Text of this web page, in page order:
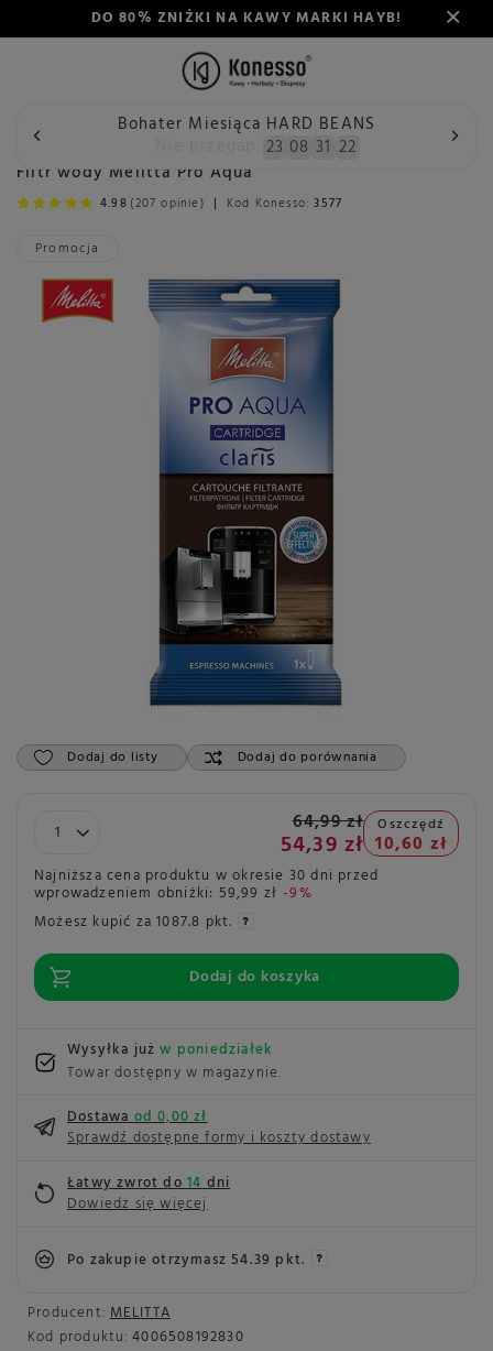
DO 80% ZNIŻKI NA KAWY MARKI HAYB!
Bohater Miesiąca HARD BEANS
23 08 31 22
Wstecz Konesso Konserwacja Przeznaczenie Filtry
Promocja
Filtr wody Melitta Pro Aqua
4.98 (207 opinie) Kod Konesso:3577
Dodaj do listy Dodaj do porównania
Producent: MELITTA
Kod produktu: 4006508192830
64,99 zł
54,39 zł
Oszczędź
10,60 zł
Najniższa cena produktu w okresie 30 dni przed
wprowadzeniem obniżki: 59,99 zł -9%
Możesz kupić za1087.8 pkt.
Dodaj do koszyka
Wysyłka jużw poniedziałek
Towar dostępny w magazynie
Dostawaod 0,00 zł
Sprawdź dostępne formy i koszty dostawy
Łatwy zwrot do14dni
Dowiedz się więcej
Po zakupie otrzymasz 54.39 pkt.